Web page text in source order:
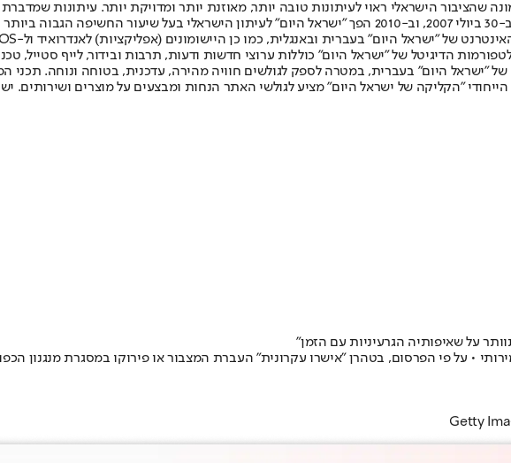
שהציבור הישראלי ראוי לעיתונות טובה יותר, מאוזנת יותר ומדויקת יותר. עיתונות
תשלום. המהדורה המודפסת הראשונה פורסמה ב-30 ביולי 2007, וב-2010 הפך "ישראל היום" לעיתון
הדיגיטל של "ישראל היום" כוללות ערוצי חדשות ודעות, תרבות ובידור, לייף סטייל,
החדש של "ישראל היום" בעברית, במטרה לספק לגולשים חוויה מהירה, עדכנית, בטוחה ונוחה.
"הקליקה של ישראל היום" מציע לגולשי האתר הנחות ומבצעים על מוצרים ושירותים.
על שאיפותיה הגרעיניות עם הזמן"
• על פי הפרסום, בטהרן "אישרו עקרונית" העברת המצבור או פירוקו במסגרת מנגנון